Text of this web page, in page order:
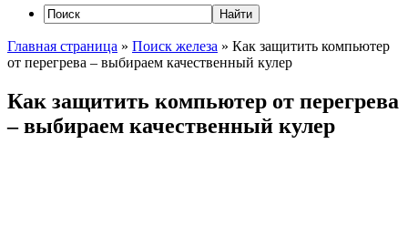
Главная страница » Поиск железа » Как защитить компьютер
от перегрева – выбираем качественный кулер
Как защитить компьютер от перегрева
– выбираем качественный кулер